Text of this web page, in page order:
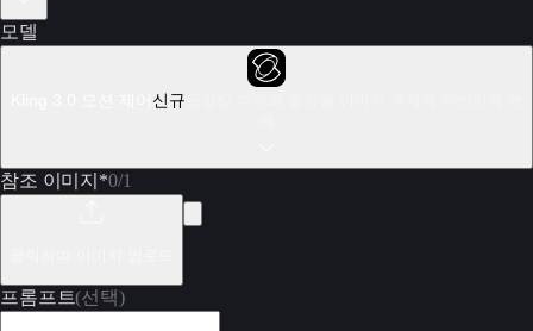
모델
신규
참조 이미지 *0/1
프롬프트(선택)